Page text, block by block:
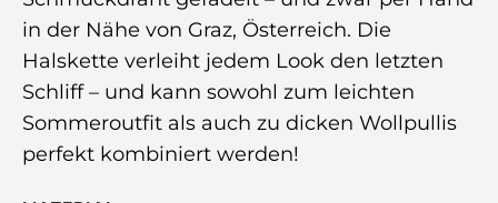
in der Nähe von Graz, Österreich. Die
Halskette verleiht jedem Look den letzten
Schliff – und kann sowohl zum leichten
Sommeroutfit als auch zu dicken Wollpullis
perfekt kombiniert werden!